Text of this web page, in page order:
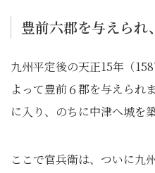
豊前六郡を与えられ
九州平定後の天正15年（
よって豊前６郡を与えられ
に入り、のちに中津へ城を
ここで官兵衛は、ついに九